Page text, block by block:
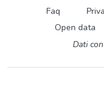
Faq
Open data
Dati